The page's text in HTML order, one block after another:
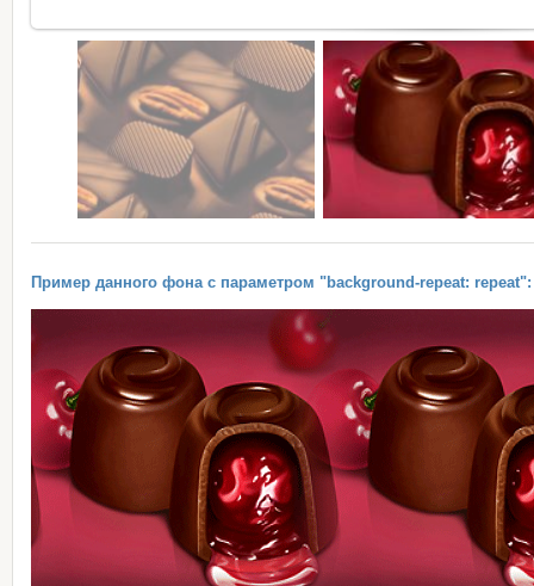
Пример данного фона с параметром "background-repeat: repeat":